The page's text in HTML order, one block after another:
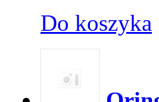
Do koszyka